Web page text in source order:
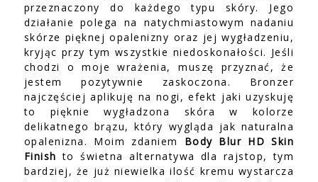
przeznaczony do każdego typu skóry. Jego
działanie polega na natychmiastowym nadaniu
skórze pięknej opalenizny oraz jej wygładzeniu,
kryjąc przy tym wszystkie niedoskonałości. Jeśli
chodzi o moje wrażenia, muszę przyznać, że
jestem pozytywnie zaskoczona. Bronzer
najczęściej aplikuję na nogi, efekt jaki uzyskuję
to pięknie wygładzona skóra w kolorze
delikatnego brązu, który wygląda jak naturalna
opalenizna. Moim zdaniem Body Blur HD Skin
Finishto świetna alternatywa dla rajstop, tym
bardziej, że już niewielka ilość kremu wystarcza